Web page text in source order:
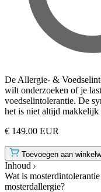
De Allergie- &
wilt onderzoeken of je
voedselintolerantie. De
het is niet altijd makkelijk
€ 149.00 EUR
Toevoegen aan
Inhoud
Wat is
mosterdallergie?